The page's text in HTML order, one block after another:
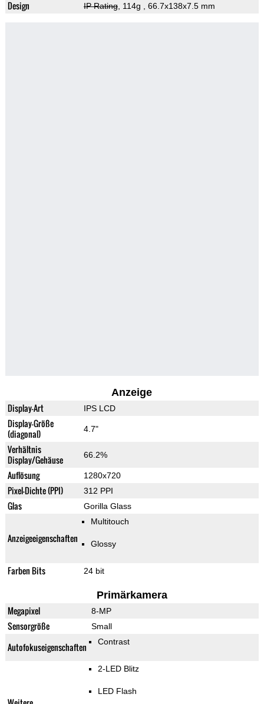
Design IP Rating, 114g , 66.7x138x7.5 mm
Anzeige
Display-Art IPS LCD
Display-Größe
(diagonal)
4.7"
Verhältnis
Display/Gehäuse
66.2%
Auflösung 1280x720
Pixel-Dichte (PPI) 312 PPI
Glas Gorilla Glass
Anzeigeeigenschaften
Multitouch
Glossy
Farben Bits 24 bit
Primärkamera
Megapixel 8-MP
Sensorgröße Small
Autofokuseigenschaften Contrast
2-LED Blitz
LED Flash